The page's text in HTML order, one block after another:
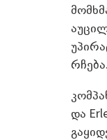
რჩება.
და